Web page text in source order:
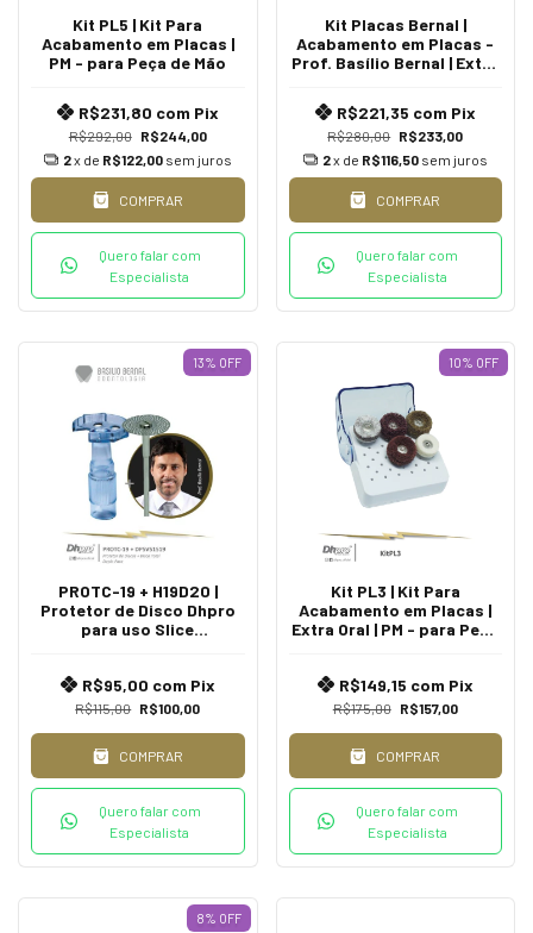
Kit PL5 | Kit Para
Acabamento em Placas |
PM - para Peça de Mão
R$292,00 R$244,00
R$231,80 com Pix
2x de R$122,00 sem juros
COMPRAR
Quero falar com
Especialista
Kit Placas Bernal |
Acabamento em Placas -
Prof. Basílio Bernal | Extra
R$280,00 R$233,00
R$221,35 com Pix
2x de R$116,50 sem juros
COMPRAR
Quero falar com
Especialista
13% OFF
PROTC-19 + H19D20 |
Protetor de Disco Dhpro
para uso Slice
R$115,00 R$100,00
R$95,00 com Pix
COMPRAR
Quero falar com
Especialista
10% OFF
Kit PL3 | Kit Para
Acabamento em Placas |
Extra Oral | PM - para Peça
R$175,00 R$157,00
R$149,15 com Pix
COMPRAR
Quero falar com
Especialista
8% OFF